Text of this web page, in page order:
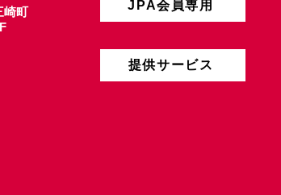
崎町
JPA会員専用
提供サービス